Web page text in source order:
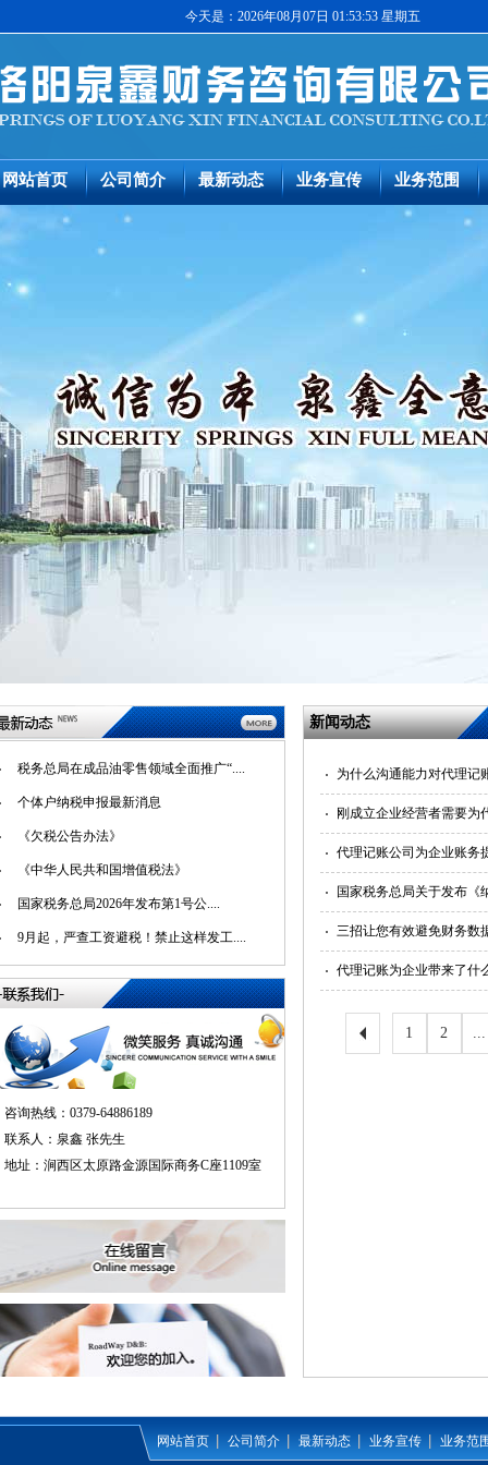
今天是：2026年08月07日 01:53:53 星期五
网站首页 公司简介 最新动态 业务宣传 业务范围
税务总局在成品油零售领域全面推广“....
个体户纳税申报最新消息
《欠税公告办法》
《中华人民共和国增值税法》
国家税务总局2026年发布第1号公....
9月起，严查工资避税！禁止这样发工....
咨询热线：0379-64886189
联系人：泉鑫 张先生
地址：涧西区太原路金源国际商务C座1109室
新闻动态
为什么沟通能力对代理记
刚成立企业经营者需要为
代理记账公司为企业账务
国家税务总局关于发布《
三招让您有效避免财务数
代理记账为企业带来了什
1 2 ...
网站首页 公司简介 最新动态 业务宣传 业务范